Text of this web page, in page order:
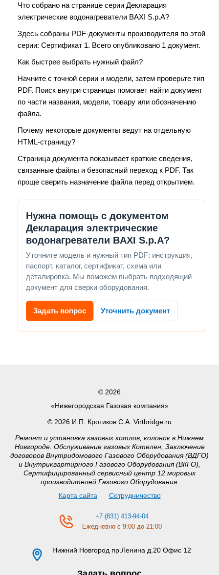
Что собрано на странице серии Декларация
электрические водонагреватели BAXI S.p.A?
Здесь собраны PDF-документы производителя по этой
серии: Сертификат 1. Всего опубликовано 1 документ.
Как быстрее выбрать нужный файл?
Начните с точной серии и модели, затем проверьте тип
PDF. Поиск внутри страницы помогает найти документ
по части названия, модели, товару или обозначению
файла.
Почему некоторые документы ведут на отдельную
HTML-страницу?
Страница документа показывает краткие сведения,
связанные файлы и безопасный переход к PDF. Так
проще сверить назначение файла перед открытием.
Нужна помощь с документом
Декларация электрические
водонагреватели BAXI S.p.A?
Уточните модель и нужный тип PDF: инструкция,
паспорт, каталог, сертификат, схема или
деталировка. Мы поможем выбрать подходящий
документ для сверки оборудования.
Задать вопрос Уточнить документ
© 2026
«Нижегородская Газовая компания»
© 2026 И.П. Кротиков С.А. Virtbridge.ru
Ремонт и установка газовых котлов, колонок в Нижнем
Новгороде. Обслуживание газовых Котелен, Заключение
договоров Внутридомового Газового Оборудования (ВДГО)
и Внутриквартирного Газового Оборудования (ВКГО),
Сертифицированный сервисный центр 12 мировых
производителей Газового Оборудования.
Карта сайта
Сотрудничество
+7 (831) 413-94-04
Ежедневно с 9:00 до 21:00
Нижний Новгород пр.Ленина д.20 Офис 12